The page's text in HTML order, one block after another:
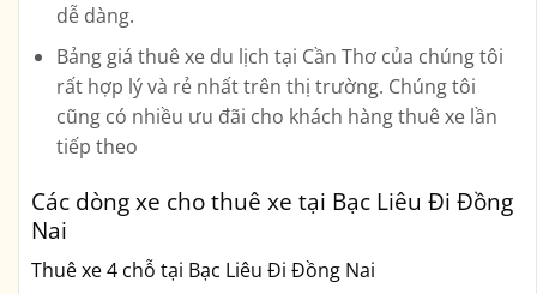
dễ dàng.
Bảng giá thuê xe du lịch tại Cần Thơ của chúng tôi
rất hợp lý và rẻ nhất trên thị trường. Chúng tôi
cũng có nhiều ưu đãi cho khách hàng thuê xe lần
tiếp theo
Các dòng xe cho thuê xe tại Bạc Liêu Đi Đồng
Nai
Thuê xe 4 chỗ tại Bạc Liêu Đi Đồng Nai